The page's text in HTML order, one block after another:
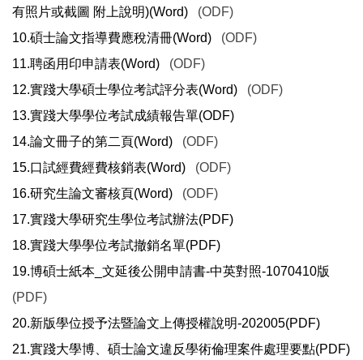
有照片或截圖 附上說明)(Word) (ODF)
10.碩士論文指導費應稅清冊(Word) (ODF)
11.聘函用印申請表(Word) (ODF)
12.實踐大學碩士學位考試評分表(Word) (ODF)
13.實踐大學學位考試成績報告單(ODF)
14.論文冊子的第二頁(Word) (ODF)
15.口試經費經費核銷表(Word) (ODF)
16.研究生論文審核頁(Word) (ODF)
17.實踐大學研究生學位考試辦法(PDF)
18.實踐大學學位考試撤銷名單(PDF)
19.博碩士紙本_文延後公開申請書-中英對照-1070410版
(PDF)
20.新版學位授予法暨論文上傳授權說明-202005(PDF)
21.實踐大學博、碩士論文違反學術倫理案件處理要點(PDF)